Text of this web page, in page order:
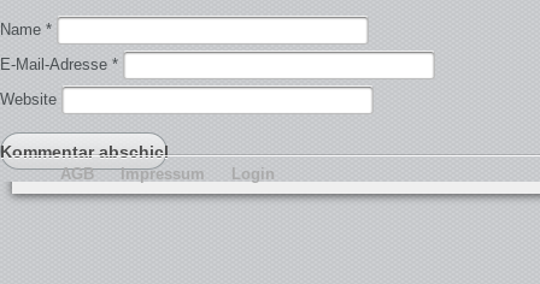
Name *
E-Mail-Adresse *
Website
AGB Impressum Login